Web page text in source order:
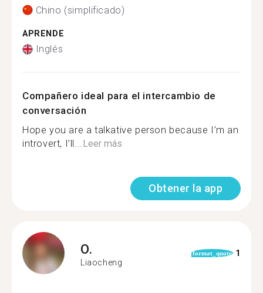
Chino (simplificado)
APRENDE
Inglés
Compañero ideal para el intercambio de
conversación
Hope you are a talkative person because I’m an
introvert, I’ll...Leer más
Obtener la app
O.
Liaocheng
format_quote 1